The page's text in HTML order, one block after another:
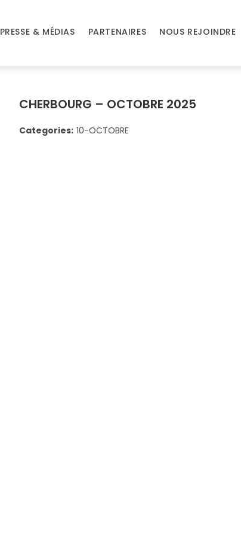
PRESSE & MÉDIAS PARTENAIRES NOUS REJOINDRE
CHERBOURG – OCTOBRE 2025
Categories: 10-OCTOBRE